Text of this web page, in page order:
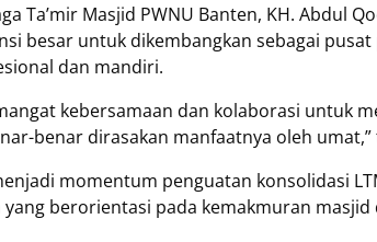
Ta’mir Masjid PWNU Banten, KH. Abdul
besar untuk dikembangkan sebagai
dan mandiri.
kebersamaan dan kolaborasi untuk
benar dirasakan manfaatnya oleh umat,”
momentum penguatan konsolidasi
berorientasi pada kemakmuran masjid